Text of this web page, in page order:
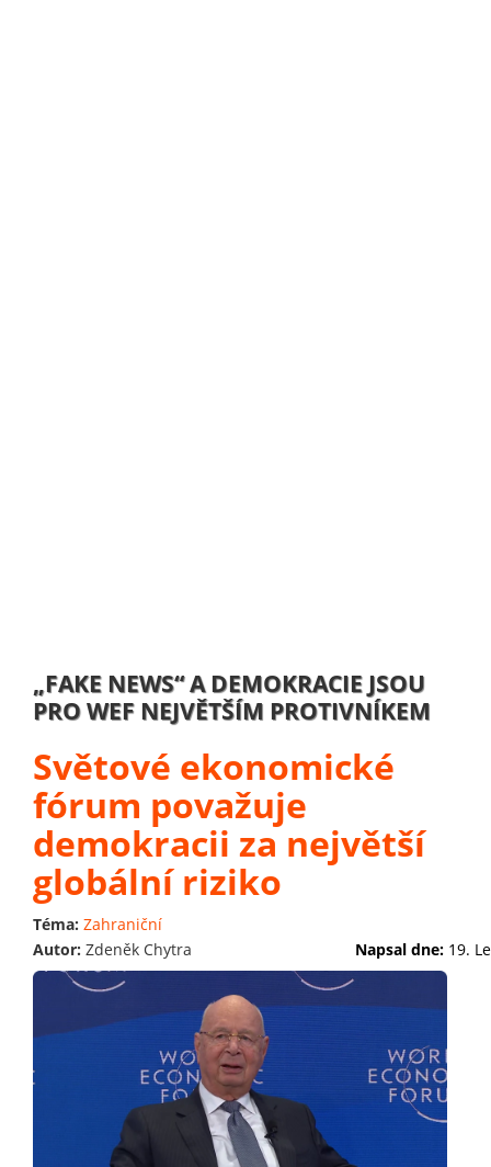
„FAKE NEWS“ A DEMOKRACIE JSOU
PRO WEF NEJVĚTŠÍM PROTIVNÍKEM
Světové ekonomické
fórum považuje
demokracii za největší
globální riziko
Téma: Zahraniční
Autor: Zdeněk Chytra Napsal dne: 19.